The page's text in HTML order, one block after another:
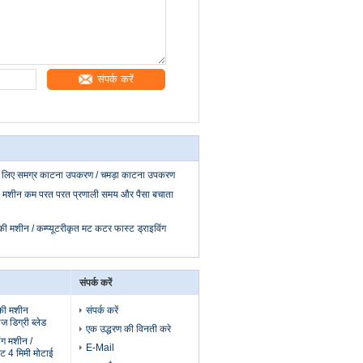
संपर्क करें
समग्र काटना उपकरण / चमड़ा काटना उपकरण
मशीन कम परत परत प्रणाली समय और पैसा बचाता
मशीन / कम्प्यूटरीकृत मट कटर फास्ट ड्राइविंग
मशीन
डिग्री ब्लेड
मशीन /
4 मिमी मोटाई
संपर्क करें
संपर्क करें
एक उद्धरण की विनती करे
E-Mail